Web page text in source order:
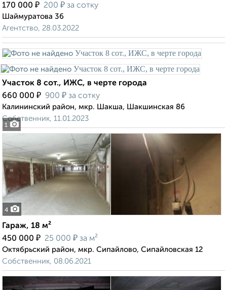
170 000 ₽ 200 ₽ за сотку
Шаймуратова 36
Агентство, 28.03.2022
1
Участок 8 сот., ИЖС, в черте города
660 000 ₽ 900 ₽ за сотку
Калининский район, мкр. Шакша, Шакшинская 86
Собственник, 11.01.2023
4
Гараж, 18 м²
450 000 ₽ 25 000 ₽ за м²
Октябрьский район, мкр. Сипайлово, Сипайловская 12
Собственник, 08.06.2021